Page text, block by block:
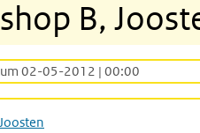
B,
02-05-2012 | 00:00